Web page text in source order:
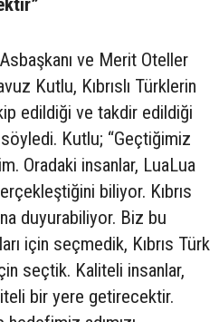
ve Merit Oteller
Kutlu, Kıbrıslı Türklerin
edildiği ve takdir edildiği
Kutlu; “Geçtiğimiz
Oradaki insanlar, LuaLua
biliyor. Kıbrıs
duyurabiliyor. Biz bu
için seçmedik, Kıbrıs Türk
seçtik. Kaliteli insanlar,
bir yere getirecektir.